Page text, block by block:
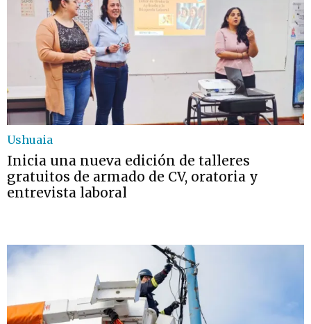
Ushuaia
Inicia una nueva edición de talleres
gratuitos de armado de CV, oratoria y
entrevista laboral